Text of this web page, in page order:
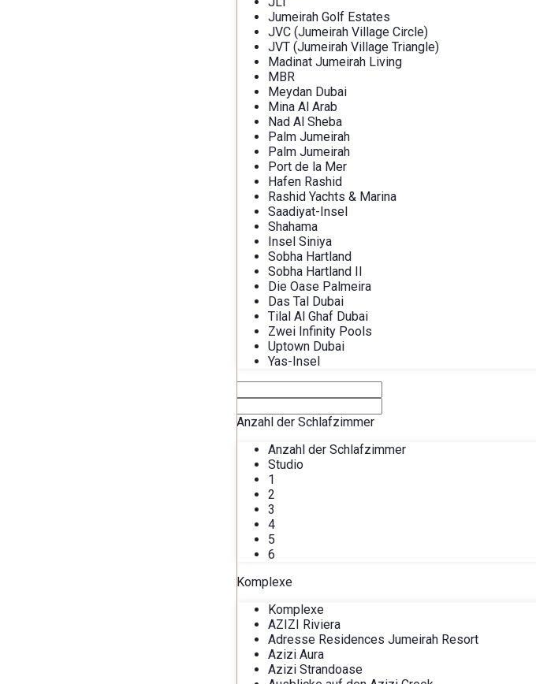
Jumeirah Golf Estates
JVC (Jumeirah Village Circle)
JVT (Jumeirah Village Triangle)
Madinat Jumeirah Living
MBR
Meydan Dubai
Mina Al Arab
Nad Al Sheba
Palm Jumeirah
Palm Jumeirah
Port de la Mer
Hafen Rashid
Rashid Yachts & Marina
Saadiyat-Insel
Shahama
Insel Siniya
Sobha Hartland
Sobha Hartland II
Die Oase Palmeira
Das Tal Dubai
Tilal Al Ghaf Dubai
Zwei Infinity Pools
Uptown Dubai
Yas-Insel
Anzahl der Schlafzimmer
Anzahl der Schlafzimmer
Studio
1
2
3
4
5
6
Komplexe
Komplexe
AZIZI Riviera
Adresse Residences Jumeirah Resort
Azizi Aura
Azizi Strandoase